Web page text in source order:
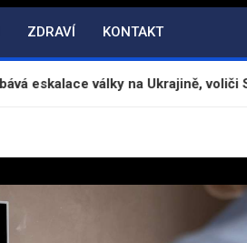
ZDRAVÍ KONTAKT
války na Ukrajině, voliči SPD vyjímkou